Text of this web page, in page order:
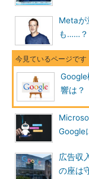
Metaが
も……？
響は？
Google
広告収
の座は